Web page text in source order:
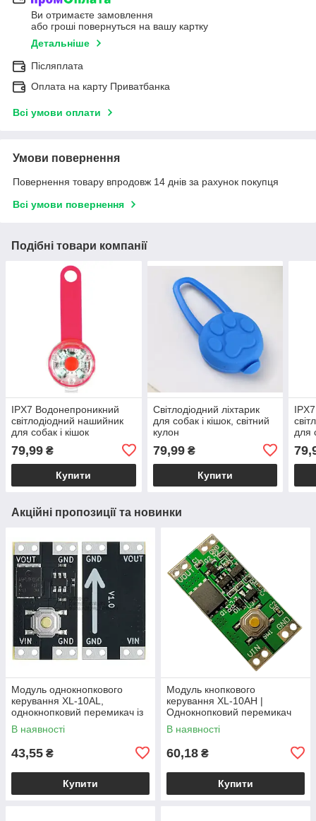
Ви отримаєте замовлення
або гроші повернуться на вашу картку
Детальніше
Післяплата
Оплата на карту Приватбанка
Всі умови оплати
Умови повернення
Повернення товару впродовж 14 днів за рахунок покупця
Всі умови повернення
Подібні товари компанії
IPX7 Водонепроникний
світлодіодний нашийник
для собак і кішок
79,99 ₴
Купити
Світлодіодний ліхтарик
для собак і кішок, світний
кулон
79,99₴
Купити
для
Акційні пропозиції та новинки
Модуль однокнопкового
керування XL-10AL,
однокнопковий перемикач із
фіксацією, 5В 10А,
енергоефективний
В наявності
43,55 ₴
Купити
Модуль кнопкового
керування XL-10AH |
Однокнопковий перемикач
10A | Модуль з фіксацією |
Широкий діапазон
В наявності
60,18 ₴
Купити